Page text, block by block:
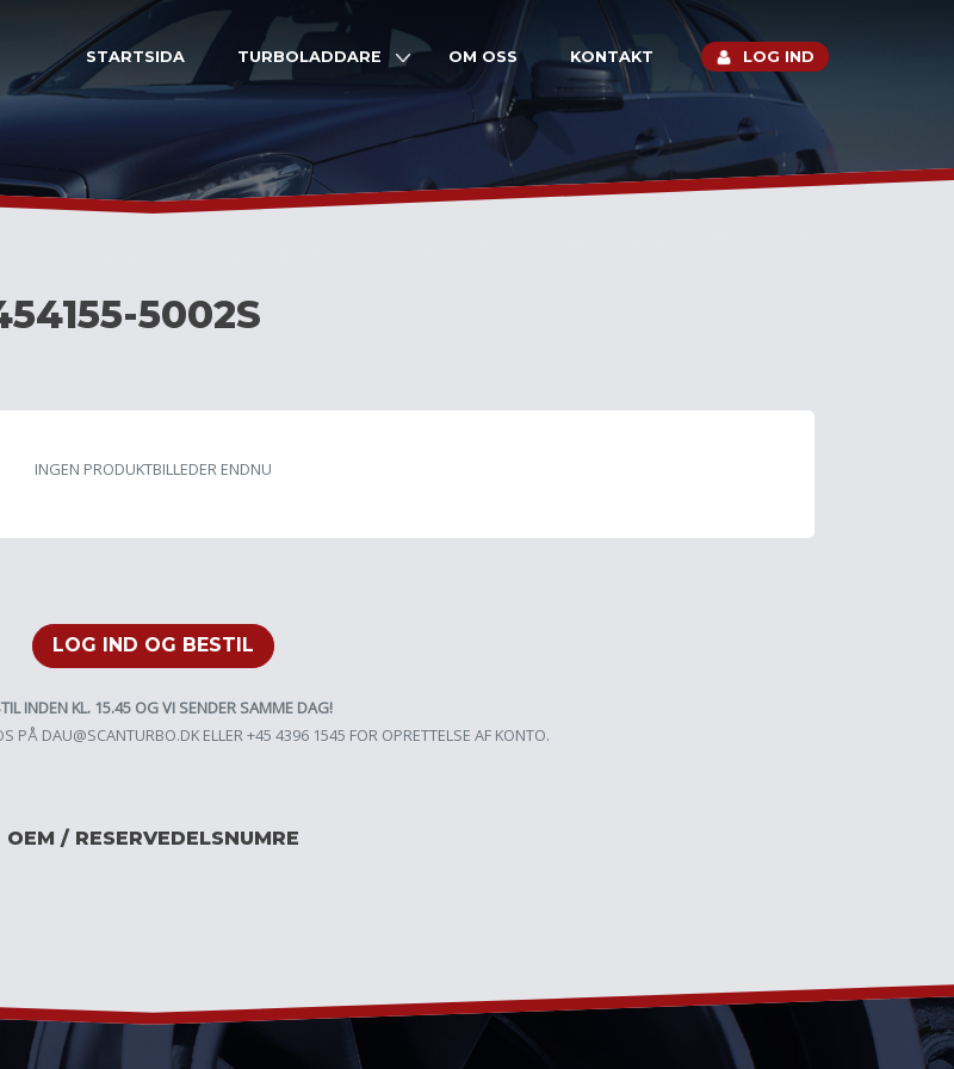
STARTSIDA TURBOLADDARE OM OSS KONTAKT LOG IND
5002S
INGEN PRODUKTBILLEDER ENDNU
LOG IND OG BESTIL
INDEN KL. 15.45 OG VI SENDER SAMME DAG!
PÅ DAU@SCANTURBO.DK ELLER +45 4396 1545 FOR OPRETTELSE AF KONTO.
OEM / RESERVEDELSNUMRE